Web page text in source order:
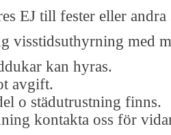
EJ till fester eller andra
visstidsuthyrning med
kan hyras.
avgift.
o städutrustning finns.
kontakta oss för